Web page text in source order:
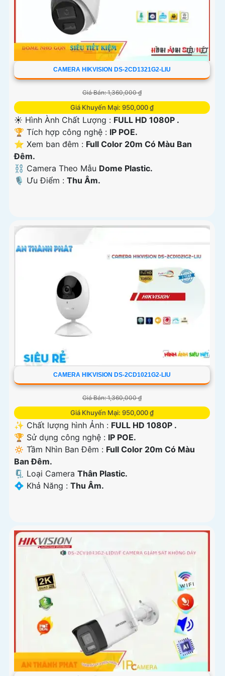
CAMERA HIKVISION DS-2CD1321G2-LIU
Giá Bán: 1,360,000 ₫
Giá Khuyến Mại: 950,000 ₫
☀️ Hình Ành Chất Lượng : FULL HD 1080P .
🏆 Tích hợp công nghệ : IP POE.
⭐ Xem ban đêm : Full Color 20m Có Màu Ban
Ðêm.
⛓ Camera Theo Mẫu Dome Plastic.
️🎙 Ưu Điểm : Thu Âm.
CAMERA HIKVISION DS-2CD1021G2-LIU
Giá Bán: 1,360,000 ₫
Giá Khuyến Mại: 950,000 ₫
✨ Chất lượng hình Ảnh : FULL HD 1080P .
🏆 Sử dụng công nghệ : IP POE.
🔅 Tầm Nhìn Ban Đêm : Full Color 20m Có Màu
Ban Ðêm.
🗜️ Loại Camera Thân Plastic.
️💠 Khả Năng : Thu Âm.